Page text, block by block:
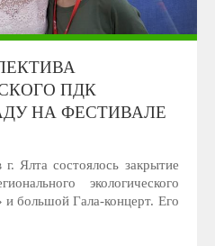
ПДК
НА ФЕСТИВАЛЕ
Ялта состоялось закрытие
экологического
большой Гала-концерт. Его